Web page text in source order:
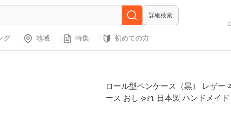
詳細検索
グ 地域 特集 初めての方
ロール型ペンケース（黒） レザー
ース おしゃれ 日本製 ハンドメイ